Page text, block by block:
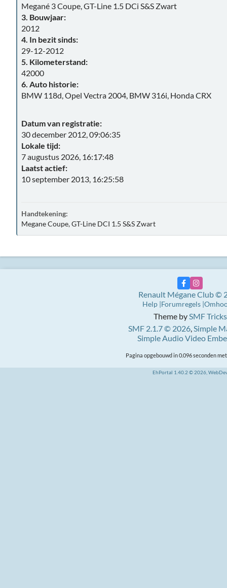
Megané 3 Coupe, GT-Line 1.5 DCi S&S Zwart
3. Bouwjaar:
2012
4. In bezit sinds:
29-12-2012
5. Kilometerstand:
42000
6. Auto historie:
BMW 118d, Opel Vectra 2004, BMW 316i, Honda CRX
Datum van registratie:
30 december 2012, 09:06:35
Lokale tijd:
7 augustus 2026, 16:17:48
Laatst actief:
10 september 2013, 16:25:58
Handtekening:
Megane Coupe, GT-Line DCI 1.5 S&S Zwart
Theme bySMF Tricks
SMF 2.1.7 © 2026,Simple
Simple Audio Video
Renault Mégane Club ©
Help Forumregels
Pagina opgebouwd in 0.096 seconden
EhPortal 1.40.2 © 2026,